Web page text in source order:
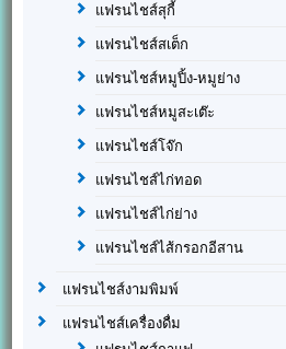
แฟรนไชส์สุกี้
แฟรนไชส์สเต็ก
แฟรนไชส์หมูปิ้ง-หมูย่าง
แฟรนไชส์หมูสะเต๊ะ
แฟรนไชส์โจ๊ก
แฟรนไชส์ไก่ทอด
แฟรนไชส์ไก่ย่าง
แฟรนไชส์ไส้กรอกอีสาน
แฟรนไชส์งามพิมพ์
แฟรนไชส์เครื่องดื่ม